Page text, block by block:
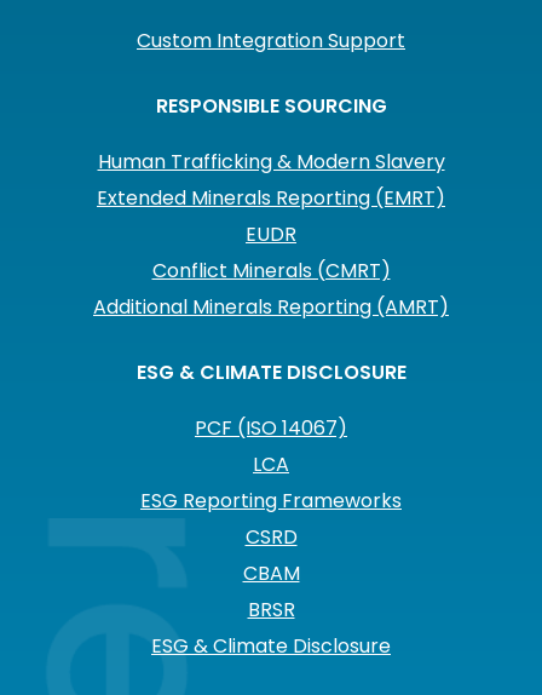
Custom Integration Support
RESPONSIBLE SOURCING
Human Trafficking & Modern Slavery
Extended Minerals Reporting (EMRT)
EUDR
Conflict Minerals (CMRT)
Additional Minerals Reporting (AMRT)
ESG & CLIMATE DISCLOSURE
PCF (ISO 14067)
LCA
ESG Reporting Frameworks
CSRD
CBAM
BRSR
ESG & Climate Disclosure